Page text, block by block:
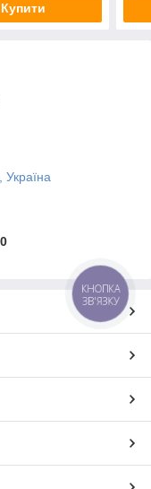
Купити
КНОПКА
ЗВ'ЯЗКУ